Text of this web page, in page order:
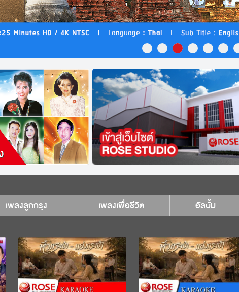
เพลงลูกกรุง เพลงเพื่อชีวิต อัลบั้ม